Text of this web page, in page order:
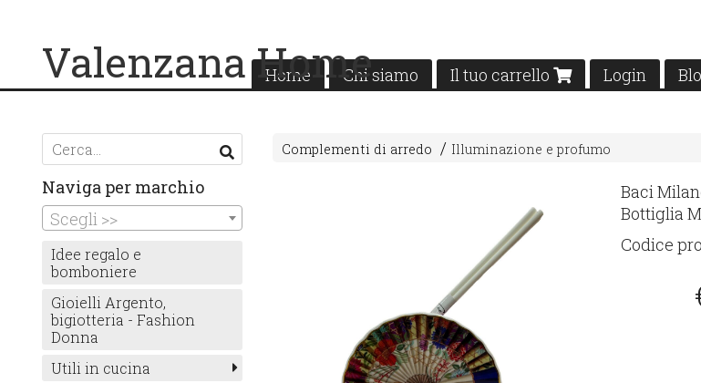
Home Chi siamo Il tuo carrello Login
Valenzana Home
Complementi di arredo Illuminazione e profumo
Baci
Bottiglia
Codice
Naviga per marchio
Scegli >>
Idee regalo e
bomboniere
Gioielli Argento,
bigiotteria - Fashion
Donna
Utili in cucina